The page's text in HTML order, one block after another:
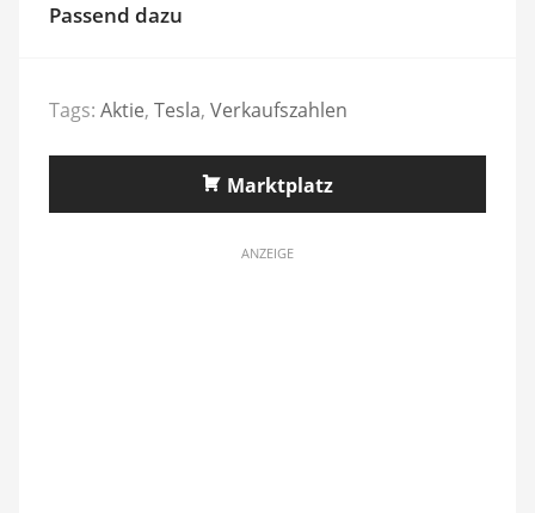
Passend dazu
Tags: Aktie, Tesla, Verkaufszahlen
Marktplatz
ANZEIGE